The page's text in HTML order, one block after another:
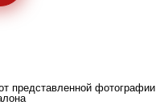
представленной фотографии